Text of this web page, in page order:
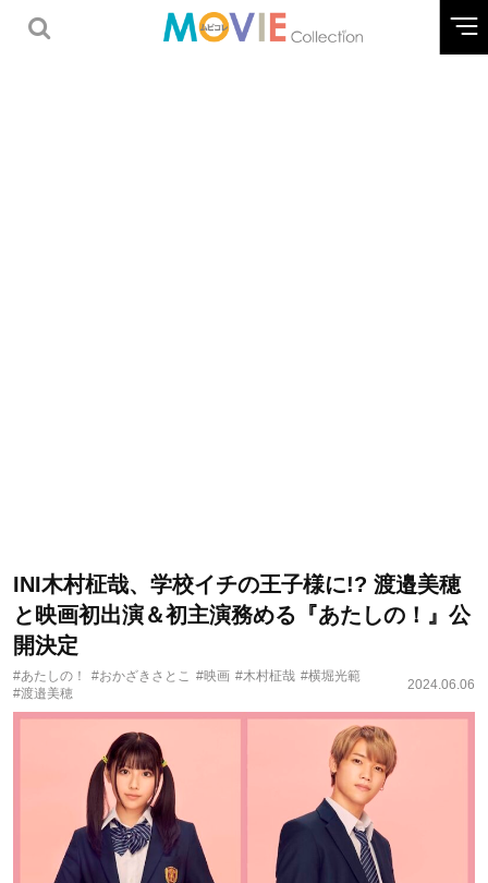
INI木村柾哉、学校イチの王子様に!? 渡邉美穂
と映画初出演＆初主演務める『あたしの！』公
開決定
#あたしの！ #おかざきさとこ #映画 #木村柾哉 #横堀光範
#渡邉美穂
2024.06.06